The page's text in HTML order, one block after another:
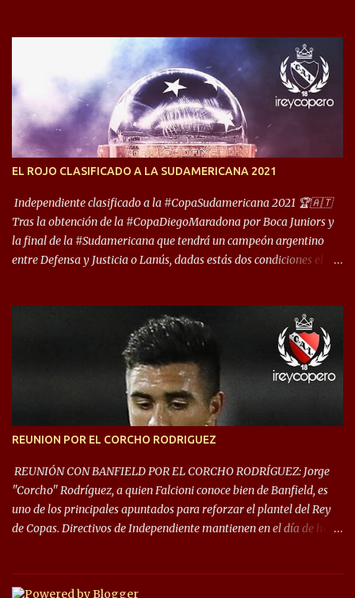
Libertadores de América) los distancian solo 150 metros. Por ello
son protagonistas de un clásico de los más picantes del fútbol
argentino. De ella también forma parte Arsenal, equipo que
transitó por la primera división del fútbol local durante muchos
años. Dock Sud es otro de los que comparten esas tierras, aunque el
foco de atención es la convivencia Independiente - Racing. “No
deporte”, afirmó Facundo Moyano. “Creo que Avellaneda...
EL ROJO CLASIFICADO A LA SUDAMERICANA 2021
Independiente clasificado a la #CopaSudamericana 2021 🏆🇦🇹
Tras la obtención de la #CopaDiegoMaradona por Boca Juniors y
la final de la #Sudamericana que tendrá un campeón argentino
entre Defensa y Justicia o Lanús, dadas estás dos condiciones el
que iniciará en fase de grupos con 6 partidos, de los cuales sólo los
primeros de cada grupo jugarán los 8vos. con los 3ros. mejores de
las fases de grupos de la #CopaLibertadores 2021. ¡Este año hay
noche de Copas Rey! ⚽🇦🇹👑🏆.
REUNION POR EL CORCHO RODRIGUEZ
REUNIÓN CON BANFIELD POR EL CORCHO RODRÍGUEZ: Jorge
"Corcho" Rodríguez, a quien Falcioni conoce bien de Banfield, es
uno de los principales apuntados para reforzar el plantel del Rey
de Copas. Directivos de Independiente mantienen en el día de hoy
préstamo con opción de compra pero, por lo que se sabe, Banfield